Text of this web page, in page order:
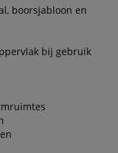
boorsjabloon en
bij gebruik